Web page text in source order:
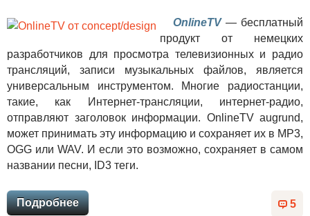
OnlineTV — бесплатный
продукт от немецких
разработчиков для просмотра телевизионных и радио
трансляций, записи музыкальных файлов, является
универсальным инструментом. Многие радиостанции,
такие, как Интернет-трансляции, интернет-радио,
отправляют заголовок информации. OnlineTV augrund,
может принимать эту информацию и сохраняет их в MP3,
OGG или WAV. И если это возможно, сохраняет в самом
названии песни, ID3 теги.
5
Подробнее